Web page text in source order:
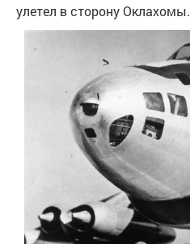
улетел в сторону Оклахомы.